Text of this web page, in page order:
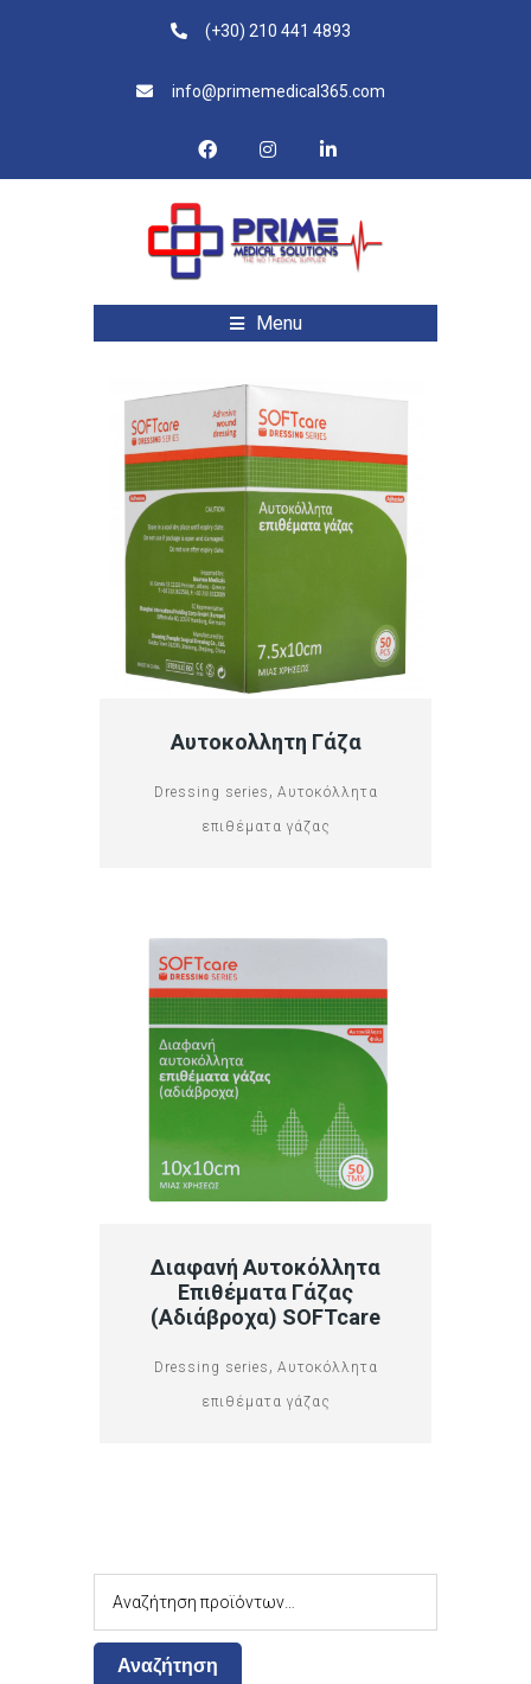
(+30) 210 441 4893
info@primemedical365.com
Menu
Αυτοκολλητη Γάζα
Dressing series , Αυτοκόλλητα
επιθέματα γάζας
Διαφανή Αυτοκόλλητα
Επιθέματα Γάζας
(αδιάβροχα) SOFTcare
Dressing series , Αυτοκόλλητα
επιθέματα γάζας
Αναζήτηση